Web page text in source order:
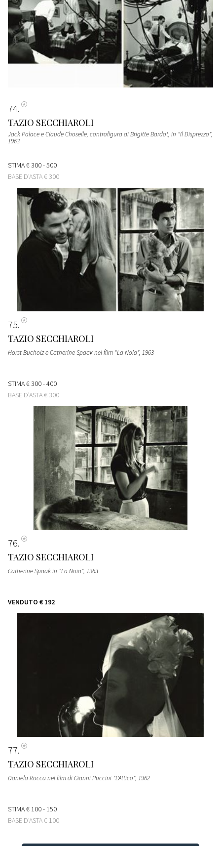
74
TAZIO SECCHIAROLI
Jack Palace e Claude Choselle, controfigura di Brigitte Bardot, in "Il Disprezzo",
1963
STIMA€ 300 - 500
BASE D'ASTA€ 300
75
TAZIO SECCHIAROLI
Horst Bucholz e Catherine Spaak nel film "La Noia", 1963
STIMA€ 300 - 400
BASE D'ASTA€ 300
76
TAZIO SECCHIAROLI
Catherine Spaak in "La Noia", 1963
VENDUTO € 192
77
TAZIO SECCHIAROLI
Daniela Rocca nel film di Gianni Puccini "L'Attico", 1962
STIMA€ 100 - 150
BASE D'ASTA€ 100